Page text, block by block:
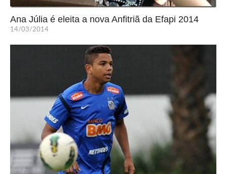
Ana Júlia é eleita a nova Anfitriã da Efapi 2014
14/03/2014